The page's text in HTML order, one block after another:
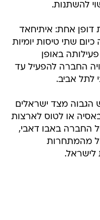
להשתנות.
דופן אחת: איתיחאד
כיום שתי טיסות יומיות
באופן
מ-15 ביוני צפויה החברה להפעיל עד
לתל אביב.
הגבוה מצד ישראלים
או לטוס לארצות
החברה באבו דאבי,
מהמתחרות
לישראל.